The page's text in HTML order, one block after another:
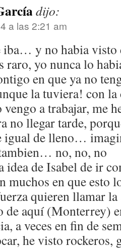
dijo:
a las 2:21 am
iba… y no habia
raro, yo nunca lo
en que ya no
la tuviera! con la
vengo a trabajar, me
no llegar tarde,
igual de lleno…
no, no, no
idea de Isabel de ir
muchos en que esto
quieren llamar
de aquí (Monterrey)
a veces en fin de
he visto